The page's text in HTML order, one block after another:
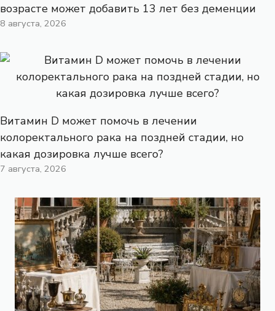
возрасте может добавить 13 лет без деменции
8 августа, 2026
Витамин D может помочь в лечении
колоректального рака на поздней стадии, но
какая дозировка лучше всего?
7 августа, 2026